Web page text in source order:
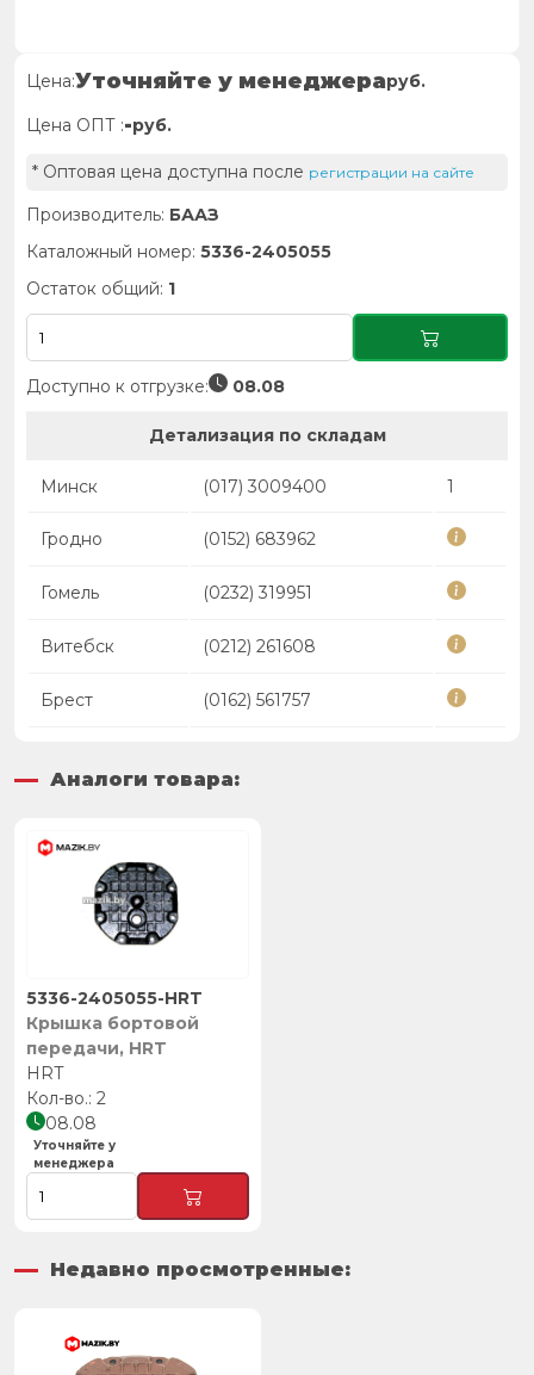
Цена:Уточняйте у менеджераруб.
Цена ОПТ :-руб.
* Оптовая цена доступна после регистрации на сайте
Производитель: БААЗ
Каталожный номер: 5336-2405055
Остаток общий: 1
Доступно к отгрузке: 08.08
Детализация по складам
Минск (017) 3009400 1
Гродно (0152) 683962
Гомель (0232) 319951
Витебск (0212) 261608
Брест (0162) 561757
Аналоги товара:
Крышка бортовой
передачи, HRT
5336-2405055-HRT
HRT
2
08.08
Уточняйте у
менеджера
Недавно просмотренные: